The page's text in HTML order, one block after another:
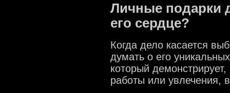
Личные подарки
его сердце?
Когда дело касается
думать о его
который
работы или увлечения,